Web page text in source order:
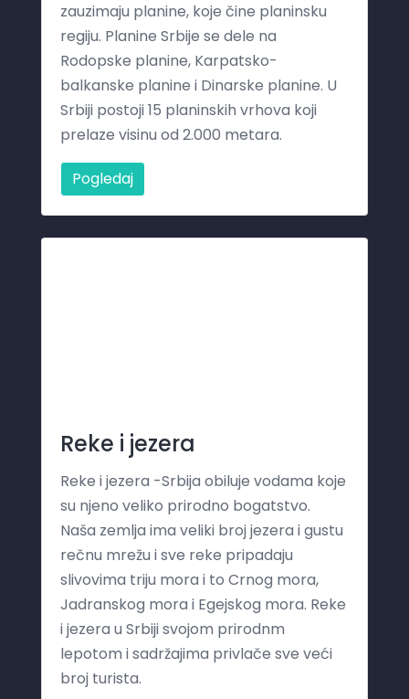
zauzimaju planine, koje čine planinsku
regiju. Planine Srbije se dele na
Rodopske planine, Karpatsko-
balkanske planine i Dinarske planine. U
Srbiji postoji 15 planinskih vrhova koji
prelaze visinu od 2.000 metara.
Pogledaj
Reke i jezera
Reke i jezera -Srbija obiluje vodama koje
su njeno veliko prirodno bogatstvo.
Naša zemlja ima veliki broj jezera i gustu
rečnu mrežu i sve reke pripadaju
slivovima triju mora i to Crnog mora,
Jadranskog mora i Egejskog mora. Reke
i jezera u Srbiji svojom prirodnm
lepotom i sadržajima privlače sve veći
broj turista.